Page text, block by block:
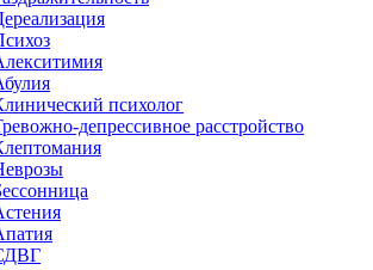
психолог
депрессивное расстройство